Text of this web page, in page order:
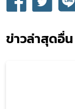
ข่าวล่าสุดอื่